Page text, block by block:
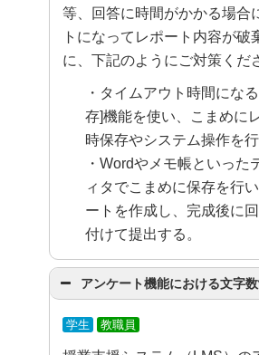
等、回答に時間がかかる場合
トになってレポート内容が破
に、下記のようにご対策くだ
・タイムアウト時間にな
存]機能を使い、こまめに
時保存やシステム操作を行
・Wordやメモ帳といった
ィタでこまめに保存を行
ートを作成し、完成後に
付けて提出する。
アンケート機能における文字
学生 教職員